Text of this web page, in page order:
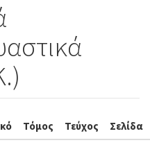
Τόμος Τεύχος Σελίδα